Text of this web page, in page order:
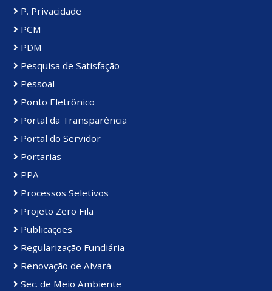
P. Privacidade
PCM
PDM
Pesquisa de Satisfação
Pessoal
Ponto Eletrônico
Portal da Transparência
Portal do Servidor
Portarias
PPA
Processos Seletivos
Projeto Zero Fila
Publicações
Regularização Fundiária
Renovação de Alvará
Sec. de Meio Ambiente